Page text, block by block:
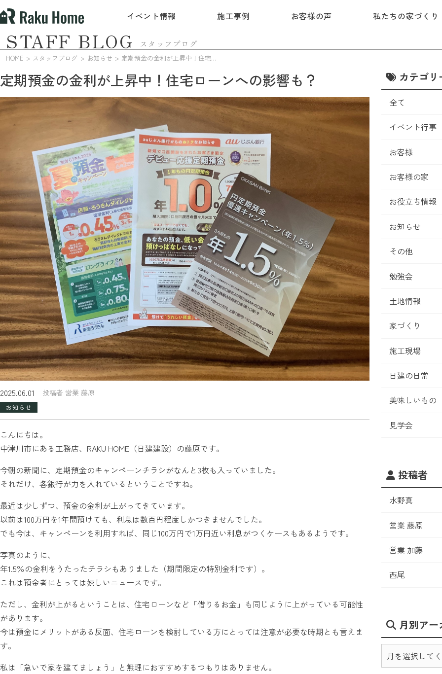
イベント情報 施工事例 お客様の声 私たちの家づくり
スタッフブログ
STAFF BLOG
HOME スタッフブログ お知らせ 定期預金の金利が上昇中！住宅ローンへの影響も？
定期預金の金利が上昇中！住宅ローンへの影響も？
2025.06.01 投稿者 営業 藤原
お知らせ
こんにちは。
中津川市にある工務店、RAKU HOME（日建建設）の藤原です。
今朝の新聞に、定期預金のキャンペーンチラシがなんと3枚も入っていました。
それだけ、各銀行が力を入れているということですね。
最近は少しずつ、預金の金利が上がってきています。
以前は100万円を1年間預けても、利息は数百円程度しかつきませんでした。
でも今は、キャンペーンを利用すれば、同じ100万円で1万円近い利息がつくケースもあるようです。
写真のように、
年1.5％の金利をうたったチラシもありました（期間限定の特別金利です）。
これは預金者にとっては嬉しいニュースです。
ただし、金利が上がるということは、住宅ローンなど「借りるお金」も同じように上がっている可能性
があります。
今は預金にメリットがある反面、住宅ローンを検討している方にとっては注意が必要な時期とも言えま
す。
私は「急いで家を建てましょう」と無理におすすめするつもりはありません。
カテゴリ
全て
イベント行事
お客様
お客様の家
お役立ち情報
お知らせ
その他
勉強会
土地情報
家づくり
施工現場
日建の日常
美味しいもの
見学会
投稿者
水野真
営業 藤原
営業 加藤
西尾
月別アー